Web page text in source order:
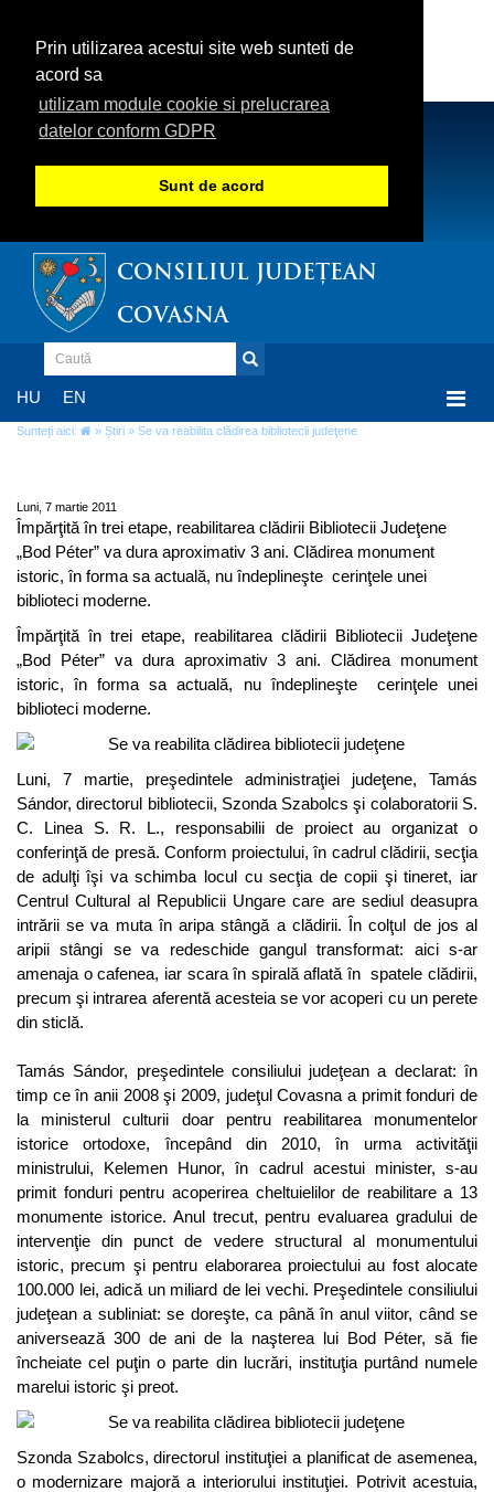
Prin utilizarea acestui site web sunteti de
acord sa
utilizam module cookie si prelucrarea
datelor conform GDPR
Sunt de acord
CONSILIUL JUDEȚEAN
COVASNA
HU EN
Sunteți aici: » Știri » Se va reabilita clădirea bibliotecii judeţene
Luni, 7 martie 2011
Împărţită în trei etape, reabilitarea clădirii Bibliotecii Judeţene
„Bod Péter” va dura aproximativ 3 ani. Clădirea monument
istoric, în forma sa actuală, nu îndeplineşte cerinţele unei
biblioteci moderne.
Împărţită în trei etape, reabilitarea clădirii Bibliotecii Judeţene
„Bod Péter” va dura aproximativ 3 ani. Clădirea monument
istoric, în forma sa actuală, nu îndeplineşte cerinţele unei
biblioteci moderne.
Luni, 7 martie, preşedintele administraţiei judeţene, Tamás
Sándor, directorul bibliotecii, Szonda Szabolcs şi colaboratorii S.
C. Linea S. R. L., responsabilii de proiect au organizat o
conferinţă de presă. Conform proiectului, în cadrul clădirii, secţia
de adulţi îşi va schimba locul cu secţia de copii şi tineret, iar
Centrul Cultural al Republicii Ungare care are sediul deasupra
intrării se va muta în aripa stângă a clădirii. În colţul de jos al
aripii stângi se va redeschide gangul transformat: aici s-ar
amenaja o cafenea, iar scara în spirală aflată în spatele clădirii,
precum şi intrarea aferentă acesteia se vor acoperi cu un perete
din sticlă.
Tamás Sándor, preşedintele consiliului judeţean a declarat: în
timp ce în anii 2008 şi 2009, judeţul Covasna a primit fonduri de
la ministerul culturii doar pentru reabilitarea monumentelor
istorice ortodoxe, începând din 2010, în urma activităţii
ministrului, Kelemen Hunor, în cadrul acestui minister, s-au
primit fonduri pentru acoperirea cheltuielilor de reabilitare a 13
monumente istorice. Anul trecut, pentru evaluarea gradului de
intervenţie din punct de vedere structural al monumentului
istoric, precum şi pentru elaborarea proiectului au fost alocate
100.000 lei, adică un miliard de lei vechi. Preşedintele consiliului
judeţean a subliniat: se doreşte, ca până în anul viitor, când se
aniversează 300 de ani de la naşterea lui Bod Péter, să fie
încheiate cel puţin o parte din lucrări, instituţia purtând numele
marelui istoric şi preot.
Szonda Szabolcs, directorul instituţiei a planificat de asemenea,
o modernizare majoră a interiorului instituţiei. Potrivit acestuia,